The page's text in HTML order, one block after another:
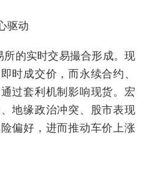
驱动
所的实时交易撮合形成。现
时成交价，而永续合约、
过套利机制影响现货。宏
地缘政治冲突、股市表现
偏好，进而推动车价上涨